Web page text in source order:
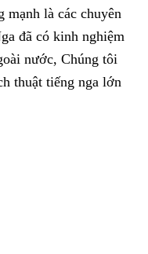
là các chuyên
đã có kinh nghiệm
nước, Chúng tôi
thuật tiếng nga lớn